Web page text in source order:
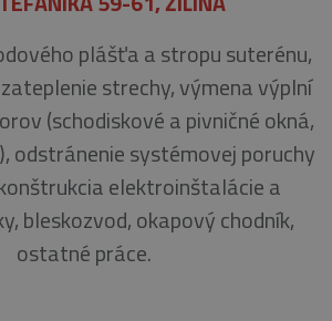
plášťa a stropu suterénu,
strechy, výmena výplní
(schodiskové a pivničné okná,
odstránenie systémovej poruchy
elektroinštalácie a
bleskozvod, okapový chodník,
ostatné práce.